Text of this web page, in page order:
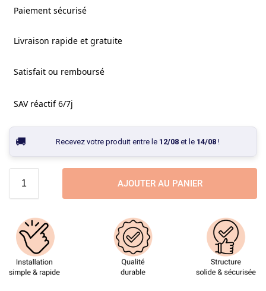
Paiement sécurisé
Livraison rapide et gratuite
Satisfait ou remboursé
SAV réactif 6/7j
Recevez votre produit entre le 12/08et le 14/08!
AJOUTER AU PANIER